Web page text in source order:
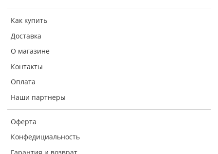
Как купить
Доставка
О магазине
Контакты
Оплата
Наши партнеры
Оферта
Конфедициальность
Гарантия и возврат